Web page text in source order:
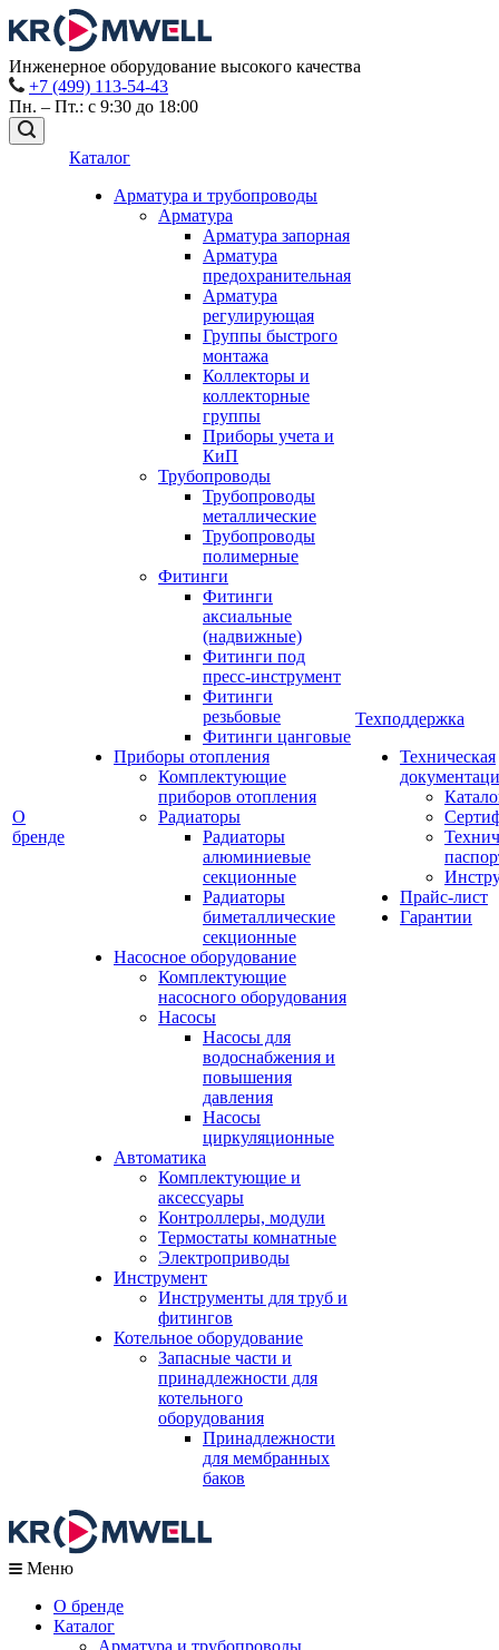
Инженерное оборудование высокого качества
+7 (499) 113-54-43
Пн. – Пт.: с 9:30 до 18:00
О
бренде
Каталог
Арматура и трубопроводы
Арматура
Арматура запорная
Арматура
предохранительная
Арматура
регулирующая
Группы быстрого
монтажа
Коллекторы и
коллекторные
группы
Приборы учета и
КиП
Трубопроводы
Трубопроводы
металлические
Трубопроводы
полимерные
Фитинги
Фитинги
аксиальные
(надвижные)
Фитинги под
пресс-инструмент
Фитинги
резьбовые
Фитинги цанговые
Приборы отопления
Комплектующие
приборов отопления
Радиаторы
Радиаторы
алюминиевые
секционные
Радиаторы
биметаллические
секционные
Насосное оборудование
Комплектующие
насосного оборудования
Насосы
Насосы для
водоснабжения и
повышения
давления
Насосы
циркуляционные
Автоматика
Комплектующие и
аксессуары
Контроллеры, модули
Термостаты комнатные
Электроприводы
Инструмент
Инструменты для труб и
фитингов
Котельное оборудование
Запасные части и
принадлежности для
котельного
оборудования
Принадлежности
для мембранных
баков
Техподдержка
Техническая
Прайс-лист
Гарантии
Меню
О бренде
Каталог
Арматура и трубопроводы